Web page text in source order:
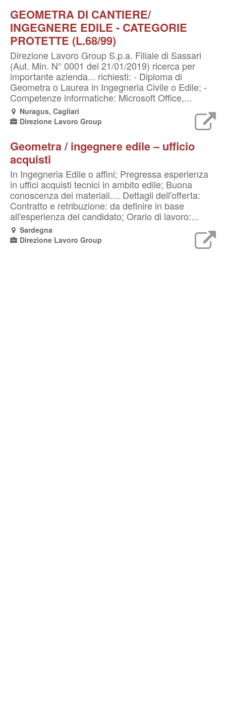
GEOMETRA DI CANTIERE/
INGEGNERE EDILE - CATEGORIE
PROTETTE (L.68/99)
Direzione Lavoro Group S.p.a. Filiale di Sassari
(Aut. Min. N° 0001 del 21/01/2019) ricerca per
importante azienda... richiesti: - Diploma di
Geometra o Laurea in Ingegneria Civile o Edile; -
Competenze informatiche: Microsoft Office,...
Nuragus, Cagliari
Direzione Lavoro Group
Geometra / ingegnere edile – ufficio
acquisti
In Ingegneria Edile o affini; Pregressa esperienza
in uffici acquisti tecnici in ambito edile; Buona
conoscenza dei materiali.... Dettagli dell'offerta:
Contratto e retribuzione: da definire in base
all'esperienza del candidato; Orario di lavoro:...
Sardegna
Direzione Lavoro Group